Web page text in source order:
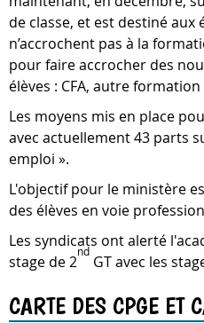
de classe, et est destiné aux
n’accrochent pas à la
pour faire accrocher des
élèves : CFA, autre formation
Les moyens mis en place
avec actuellement 43 parts
emploi ».
L'objectif pour le ministère
des élèves en voie
Les syndicats ont alerté
stage de 2
nd
GT avec les
CARTE DES CPGE ET